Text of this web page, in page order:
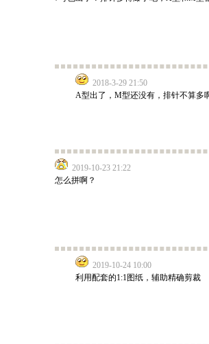
2018-3-29 21:50
A型出了，M型还没有，排针不算多
2019-10-23 21:22
怎么拼啊？
2019-10-24 10:00
利用配套的1:1图纸，辅助精确剪裁